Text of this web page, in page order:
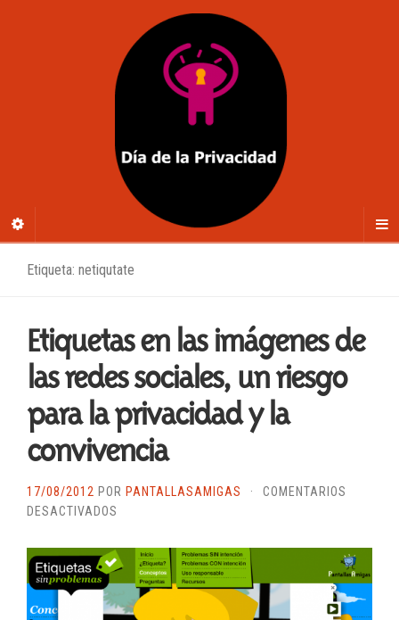
Etiqueta: netiqutate
Etiquetas en las imágenes de
las redes sociales, un riesgo
para la privacidad y la
convivencia
17/08/2012 POR PANTALLASAMIGAS ·
COMENTARIOS
DESACTIVADOS
EN
LAS
IMÁGENES
DE